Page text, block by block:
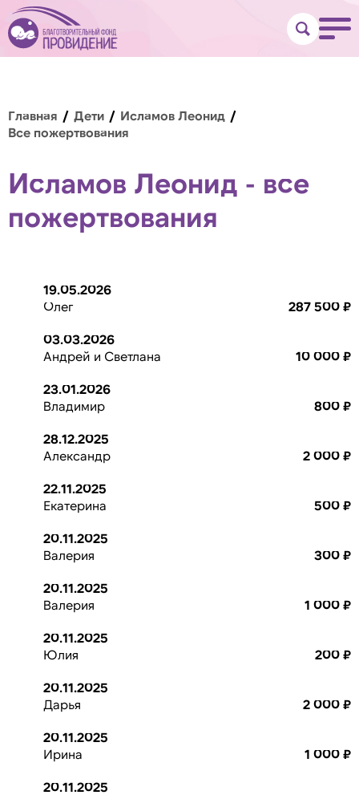
Главная Дети
Исламов Леонид
Все пожертвования
Исламов Леонид - все
пожертвования
19.05.2026
Олег
287 500 ₽
03.03.2026
Андрей и Светлана
10 000 ₽
23.01.2026
Владимир
800 ₽
28.12.2025
Александр
2 000 ₽
22.11.2025
Екатерина
500 ₽
20.11.2025
Валерия
300 ₽
20.11.2025
Валерия
1 000 ₽
20.11.2025
Юлия
200 ₽
20.11.2025
Дарья
2 000 ₽
20.11.2025
Ирина
1 000 ₽
20.11.2025